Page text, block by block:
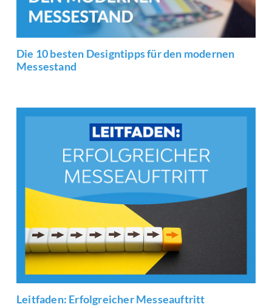
Die 10 besten Designtipps für den modernen
Messestand
Leitfaden: Erfolgreicher Messeauftritt